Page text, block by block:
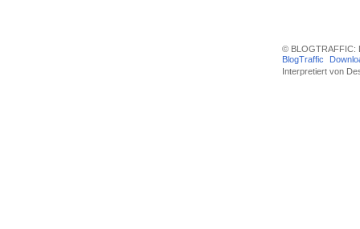
© BLOGTRAFFIC:
BlogTraffic
Interpretiert von